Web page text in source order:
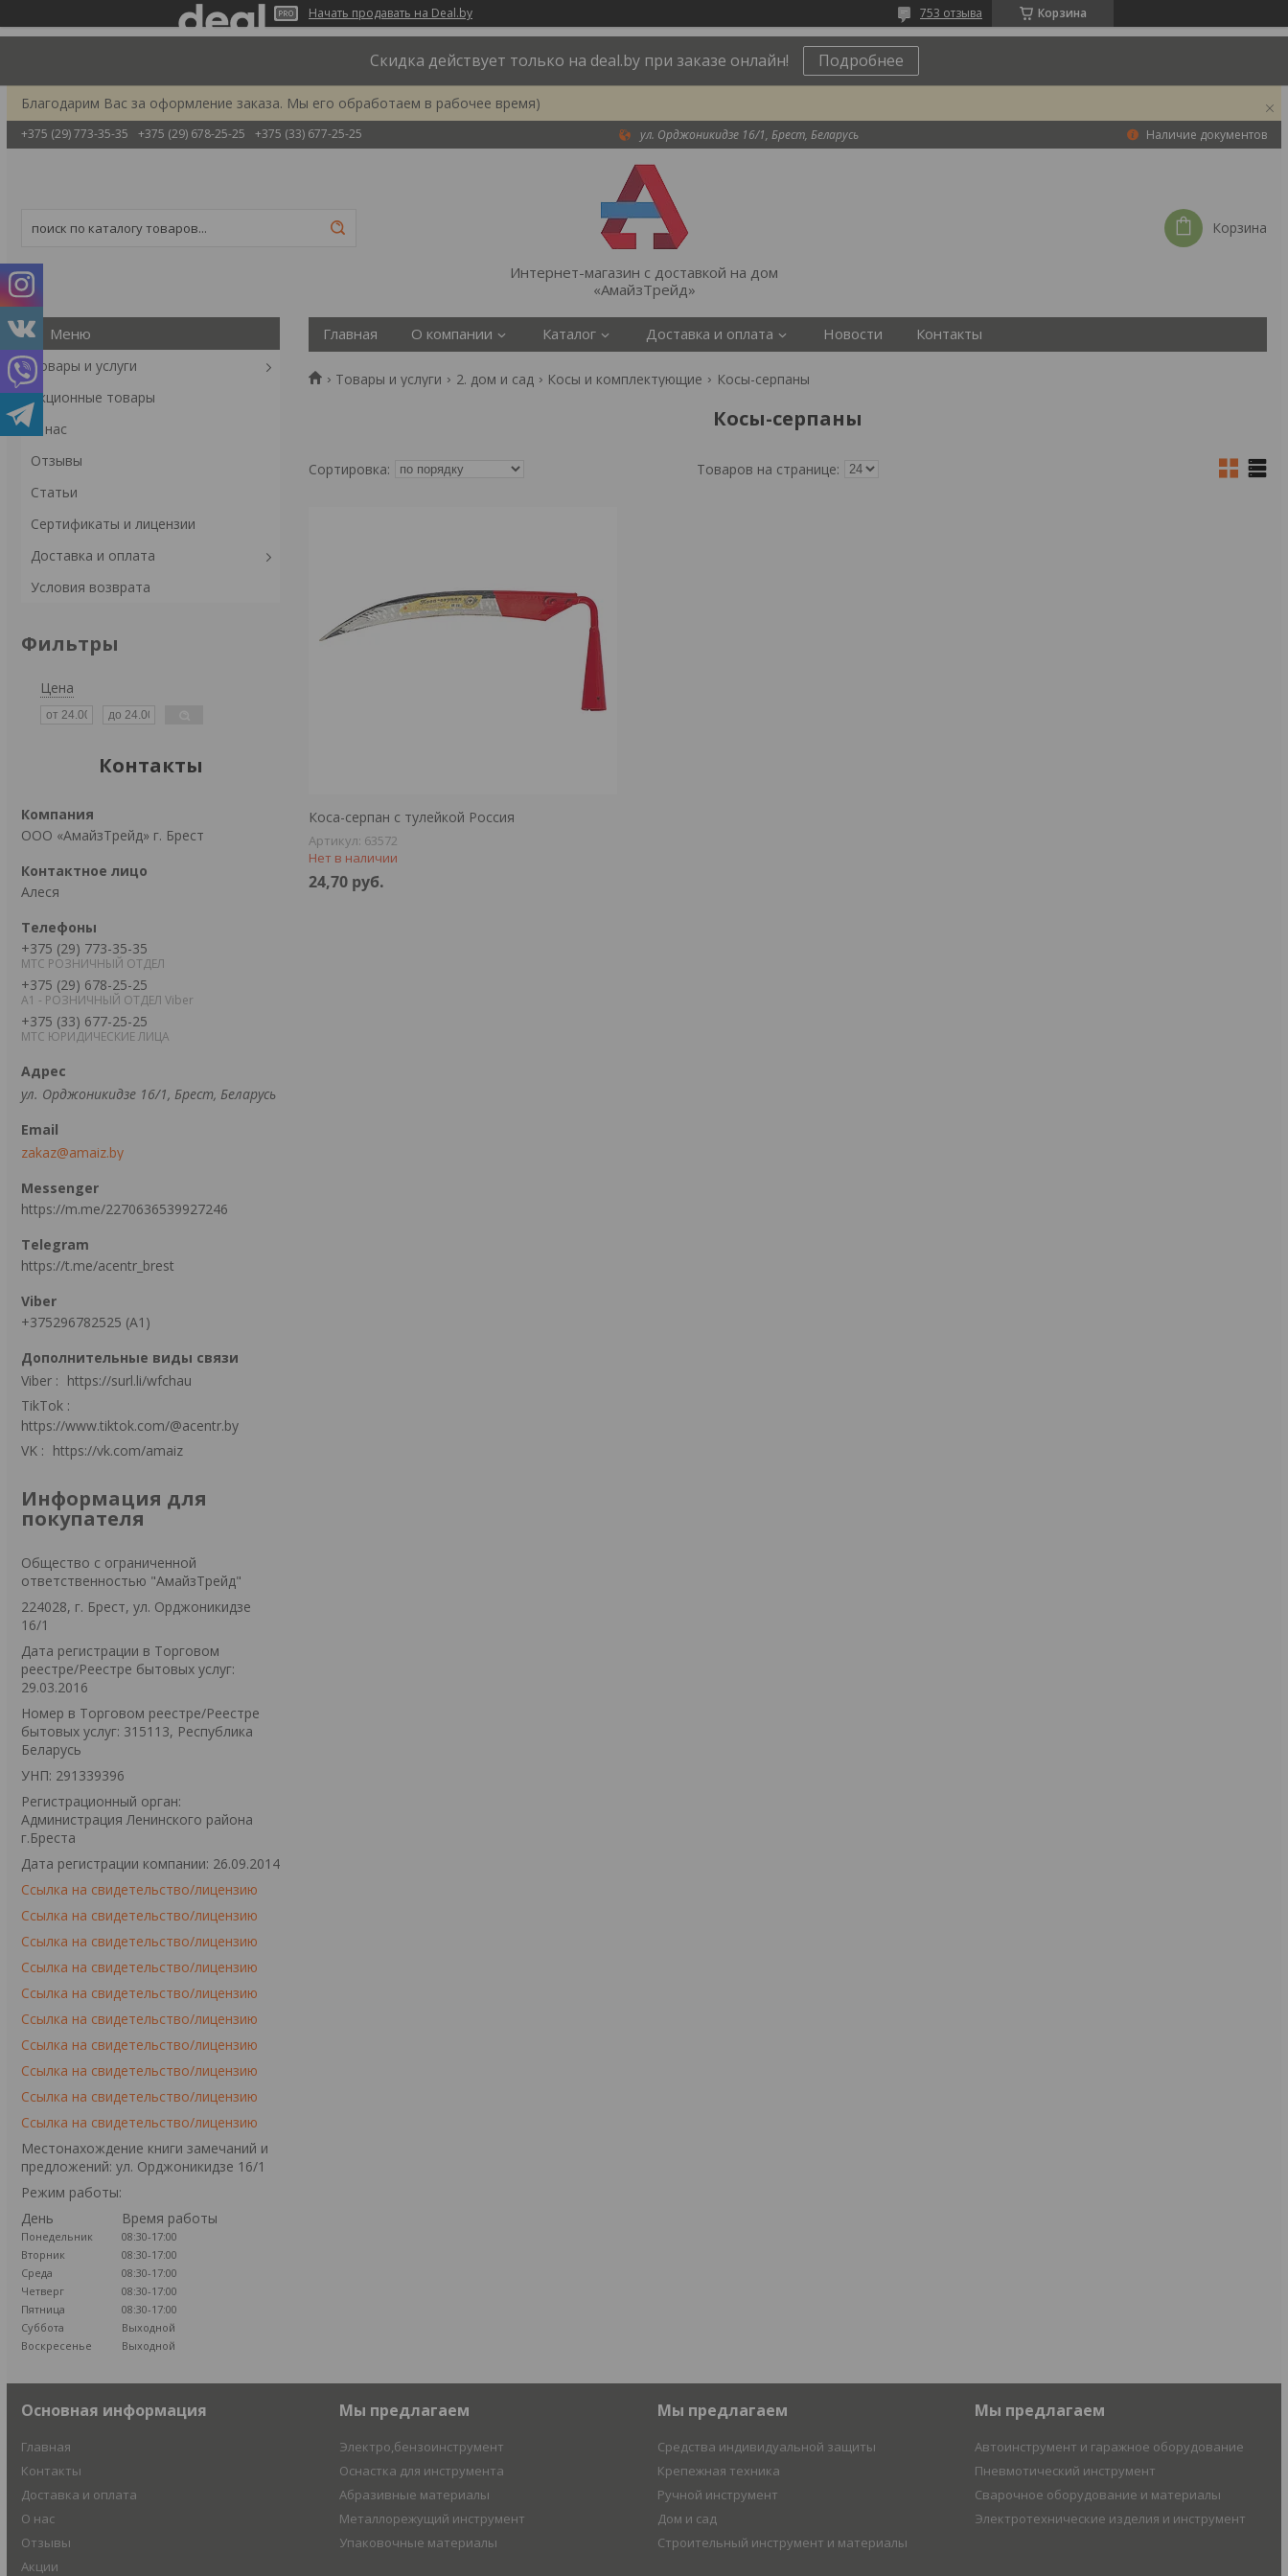
Начать продавать на Deal.by Корзина
753 отзыва
Скидка действует только на deal.by при заказе онлайн! Подробнее
Благодарим Вас за оформление заказа. Мы его обработаем в рабочее время)
+375 (29) 773-35-35 +375 (29) 678-25-25 +375 (33) 677-25-25 ул. Орджоникидзе 16/1, Брест, Беларусь Наличие документов
Интернет-магазин с доставкой на дом
«АмайзТрейд»
Корзина
Товары и услуги
Акционные товары
О нас
Отзывы
Статьи
Сертификаты и лицензии
Доставка и оплата
Условия возврата
Фильтры
Цена
Контакты
ООО «АмайзТрейд» г. Брест
Алеся
+375 (29) 773-35-35
МТС РОЗНИЧНЫЙ ОТДЕЛ
+375 (29) 678-25-25
А1 - РОЗНИЧНЫЙ ОТДЕЛ Viber
+375 (33) 677-25-25
МТС ЮРИДИЧЕСКИЕ ЛИЦА
ул. Орджоникидзе 16/1, Брест, Беларусь
zakaz@amaiz.by
https://m.me/2270636539927246
https://t.me/acentr_brest
+375296782525 (А1)
Viber
https://surl.li/wfchau
TikTok
https://www.tiktok.com/@acentr.by
VK
https://vk.com/amaiz
Информация для
покупателя
Общество с ограниченной
ответственностью "АмайзТрейд"
224028, г. Брест, ул. Орджоникидзе
16/1
Дата регистрации в Торговом
реестре/Реестре бытовых услуг:
29.03.2016
Номер в Торговом реестре/Реестре
бытовых услуг: 315113, Республика
Беларусь
УНП: 291339396
Регистрационный орган:
Администрация Ленинского района
г.Бреста
Дата регистрации компании: 26.09.2014
Ссылка на свидетельство/лицензию
Ссылка на свидетельство/лицензию
Ссылка на свидетельство/лицензию
Ссылка на свидетельство/лицензию
Ссылка на свидетельство/лицензию
Ссылка на свидетельство/лицензию
Ссылка на свидетельство/лицензию
Ссылка на свидетельство/лицензию
Ссылка на свидетельство/лицензию
Ссылка на свидетельство/лицензию
Местонахождение книги замечаний и
предложений: ул. Орджоникидзе 16/1
Режим работы:
День
Время работы
Понедельник
08:30-17:00
Вторник
08:30-17:00
Среда
08:30-17:00
Четверг
08:30-17:00
Пятница
08:30-17:00
Суббота
Выходной
Воскресенье
Выходной
Главная О компании Каталог Доставка и оплата Новости Контакты
Товары и услуги 2. дом и сад Косы и комплектующие Косы-серпаны
Косы-серпаны
Коса-серпан с тулейкой Россия
63572
Нет в наличии
24,70 руб.
Основная информация
Главная
Контакты
Доставка и оплата
О нас
Отзывы
Акции
Мы предлагаем
Электро,бензоинструмент
Оснастка для инструмента
Абразивные материалы
Металлорежущий инструмент
Упаковочные материалы
Мы предлагаем
Средства индивидуальной защиты
Крепежная техника
Ручной инструмент
Дом и сад
Строительный инструмент и материалы
Мы предлагаем
Автоинструмент и гаражное оборудование
Пневмотический инструмент
Сварочное оборудование и материалы
Электротехнические изделия и инструмент